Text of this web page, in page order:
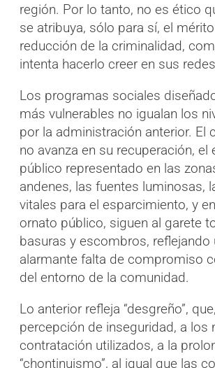
región. Por lo tanto, no es ético
se atribuya, sólo para sí, el
reducción de la criminalidad,
intenta hacerlo creer en sus
Los programas sociales
más vulnerables no igualan los
por la administración anterior. El
no avanza en su recuperación, el
público representado en las
andenes, las fuentes luminosas,
vitales para el esparcimiento, y
ornato público, siguen al garete
basuras y escombros, reflejando
alarmante falta de compromiso
del entorno de la comunidad.
Lo anterior refleja “desgreño”,
percepción de inseguridad, a los
contratación utilizados, a la
“chontinuismo”, al igual que las